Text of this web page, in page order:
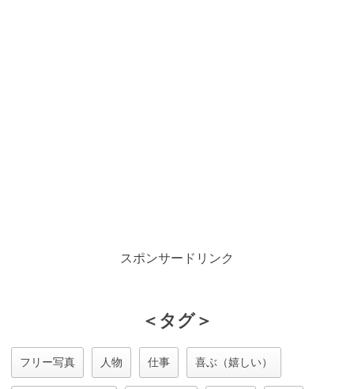
スポンサードリンク
＜タグ＞
フリー写真 人物 仕事 喜ぶ（嬉しい）